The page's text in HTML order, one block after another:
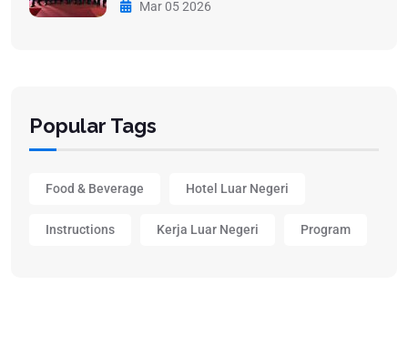
Mar 05 2026
Popular Tags
Food & Beverage Hotel Luar Negeri
Instructions Kerja Luar Negeri Program